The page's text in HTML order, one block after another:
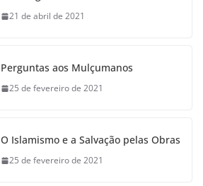
21 de abril de 2021
Perguntas aos Mulçumanos
25 de fevereiro de 2021
O Islamismo e a Salvação pelas Obras
25 de fevereiro de 2021